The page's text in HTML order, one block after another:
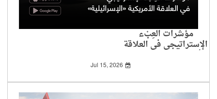
مؤشرات العِبْء
الإستراتيجي في العلاقة
الأمريكية «الإسرائيلية»
Jul 15, 2026